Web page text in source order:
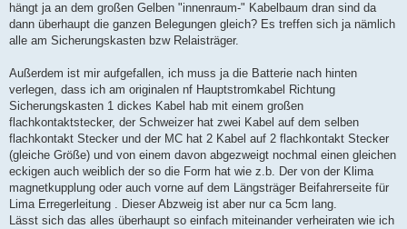
hängt ja an dem großen Gelben "innenraum-" Kabelbaum dran sind da
dann überhaupt die ganzen Belegungen gleich? Es treffen sich ja nämlich
alle am Sicherungskasten bzw Relaisträger.
Außerdem ist mir aufgefallen, ich muss ja die Batterie nach hinten
verlegen, dass ich am originalen nf Hauptstromkabel Richtung
Sicherungskasten 1 dickes Kabel hab mit einem großen
flachkontaktstecker, der Schweizer hat zwei Kabel auf dem selben
flachkontakt Stecker und der MC hat 2 Kabel auf 2 flachkontakt Stecker
(gleiche Größe) und von einem davon abgezweigt nochmal einen gleichen
eckigen auch weiblich der so die Form hat wie z.b. Der von der Klima
magnetkupplung oder auch vorne auf dem Längsträger Beifahrerseite für
Lima Erregerleitung . Dieser Abzweig ist aber nur ca 5cm lang.
Lässt sich das alles überhaupt so einfach miteinander verheiraten wie ich